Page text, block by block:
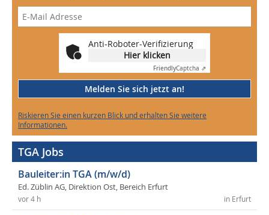
Anti-Roboter-Verifizierung
Hier klicken
FriendlyCaptcha ⇗
Melden Sie sich jetzt an!
Riskieren Sie einen kurzen Blick und erhalten Sie weitere
Informationen.
TGA Jobs
Bauleiter:in TGA (m/w/d)
Ed. Züblin AG, Direktion Ost, Bereich Erfurt
in Erfurt
vor 4 h